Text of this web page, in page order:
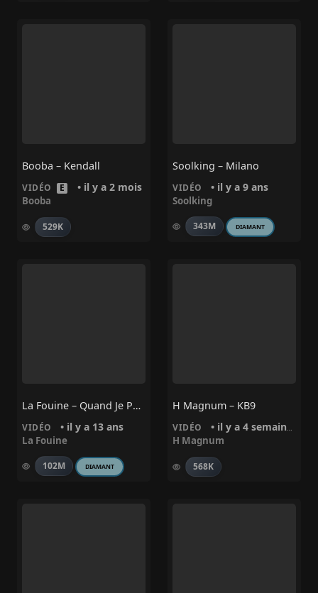
Booba – Kendall
VIDÉO E • il y a 2 mois
Booba
529K
Soolking – Milano
VIDÉO • il y a 9 ans
Soolking
343M DIAMANT
La Fouine – Quand Je Partirai
VIDÉO • il y a 13 ans
La Fouine
102M DIAMANT
H Magnum – KB9
VIDÉO • il y a 4 semaines
H Magnum
568K